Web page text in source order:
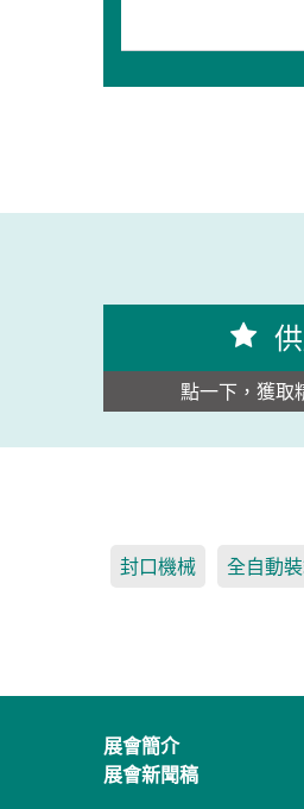
點一下，獲取
封口機械 全自動
展會簡介
展會新聞稿